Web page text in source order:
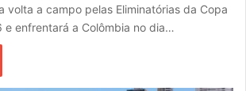
volta a campo pelas Eliminatórias da Copa
e enfrentará a Colômbia no dia…